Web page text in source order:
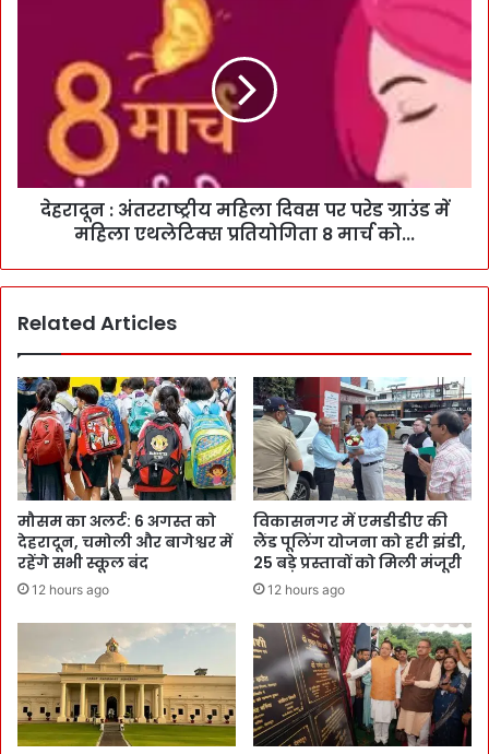
देहरादून : अंतरराष्ट्रीय महिला दिवस पर परेड ग्राउंड में
महिला एथलेटिक्स प्रतियोगिता 8 मार्च को...
Related Articles
मौसम का अलर्ट: 6 अगस्त को
देहरादून, चमोली और बागेश्वर में
रहेंगे सभी स्कूल बंद
12 hours ago
विकासनगर में एमडीडीए की
लैंड पूलिंग योजना को हरी झंडी,
25 बड़े प्रस्तावों को मिली मंजूरी
12 hours ago